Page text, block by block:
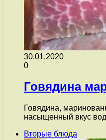
30.01.2020
0
Говядина
Говядина,
насыщенный вкус
Вторые блюда